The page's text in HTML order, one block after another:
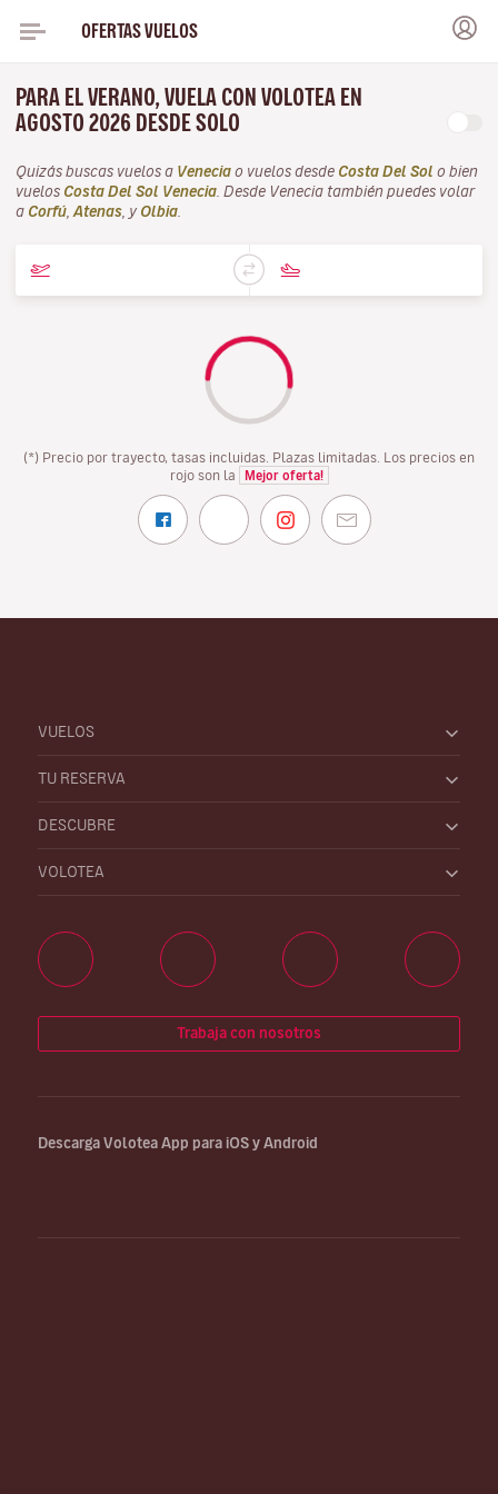
OFERTAS VUELOS
PARA EL VERANO, VUELA CON VOLOTEA EN
AGOSTO 2026 DESDE SOLO
Quizás buscas vuelos a Venecia o vuelos desde Costa Del Sol o bien
vuelos Costa Del Sol Venecia . Desde Venecia también puedes volar
a Corfú Atenas , y Olbia
(*) Precio por trayecto, tasas incluidas. Plazas limitadas. Los precios en
rojo son la
Mejor oferta!
VUELOS
TU RESERVA
DESCUBRE
VOLOTEA
Trabaja con nosotros
Descarga Volotea App para iOS y Android